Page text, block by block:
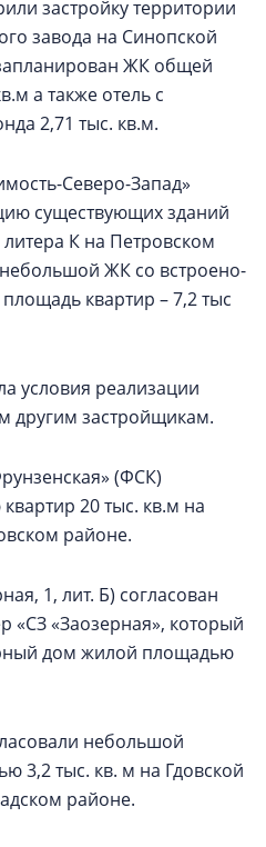
застройку территории
завода на Синопской
ЖК общей
а также отель с
2,71 тыс. кв.м.
Северо-Запад»
существующих зданий
К на Петровском
ЖК со встроено-
квартир – 7,2 тыс
условия реализации
другим застройщикам.
(ФСК)
20 тыс. кв.м на
районе.
1, лит. Б) согласован
«СЗ «Заозерная», который
дом жилой площадью
небольшой
3,2 тыс. кв. м на Гдовской
районе.